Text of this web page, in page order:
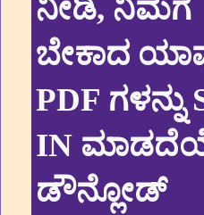
ನೀಡಿ, ನಿಮಗೆ
ಬೇಕಾದ
PDF ಗಳನ್ನು
IN
ಡೌನ್ಲೋಡ್